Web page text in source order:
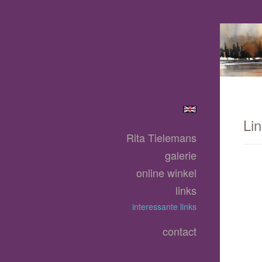
Rita Tielemans
galerie
online winkel
links
interessante links
contact